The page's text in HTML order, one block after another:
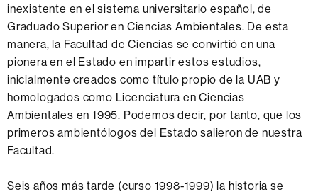
inexistente en el sistema universitario español, de
Graduado Superior en Ciencias Ambientales. De esta
manera, la Facultad de Ciencias se convirtió en una
pionera en el Estado en impartir estos estudios,
inicialmente creados como título propio de la UAB y
homologados como Licenciatura en Ciencias
Ambientales en 1995. Podemos decir, por tanto, que los
primeros ambientólogos del Estado salieron de nuestra
Facultad.
Seis años más tarde (curso 1998-1999) la historia se